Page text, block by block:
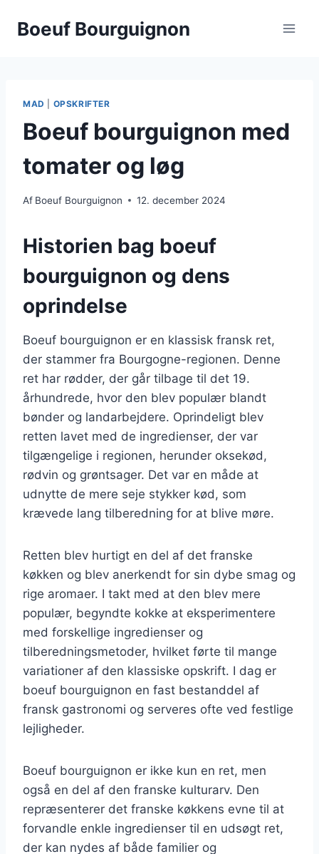
Boeuf Bourguignon
MAD OPSKRIFTER
Boeuf bourguignon med
tomater og løg
Af Boeuf Bourguignon 12. december 2024
Historien bag boeuf
bourguignon og dens
oprindelse
Boeuf bourguignon er en klassisk fransk ret,
der stammer fra Bourgogne-regionen. Denne
ret har rødder, der går tilbage til det 19.
århundrede, hvor den blev populær blandt
bønder og landarbejdere. Oprindeligt blev
retten lavet med de ingredienser, der var
tilgængelige i regionen, herunder oksekød,
rødvin og grøntsager. Det var en måde at
udnytte de mere seje stykker kød, som
krævede lang tilberedning for at blive møre.
Retten blev hurtigt en del af det franske
køkken og blev anerkendt for sin dybe smag og
rige aromaer. I takt med at den blev mere
populær, begyndte kokke at eksperimentere
med forskellige ingredienser og
tilberedningsmetoder, hvilket førte til mange
variationer af den klassiske opskrift. I dag er
boeuf bourguignon en fast bestanddel af
fransk gastronomi og serveres ofte ved festlige
lejligheder.
Boeuf bourguignon er ikke kun en ret, men
også en del af den franske kulturarv. Den
repræsenterer det franske køkkens evne til at
forvandle enkle ingredienser til en udsøgt ret,
der kan nydes af både familier og